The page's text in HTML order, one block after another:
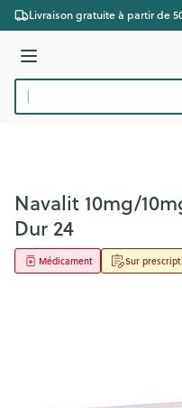
Aller au contenu
Livraison gratuite à partir de
Menu
Rechercher
Navalit 10mg/
Dur 24
Sur
Médicament